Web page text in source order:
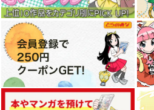
東方インストEDM8
Spacelectro
1,572円
レミリア・スカーレット